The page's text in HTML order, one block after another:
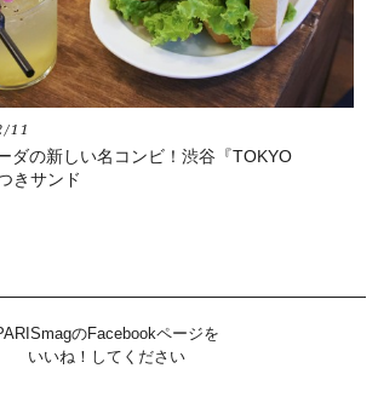
11
ダの新しい名コンビ！渋谷『TOKYO
きサンド
のFacebookページを
いいね！してください